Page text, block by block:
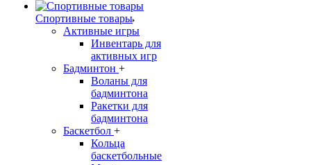
Спортивные товары
Активные игры
Инвентарь для
активных игр
Бадминтон +
Воланы для
бадминтона
Ракетки для
бадминтона
Баскетбол +
Кольца
баскетбольные